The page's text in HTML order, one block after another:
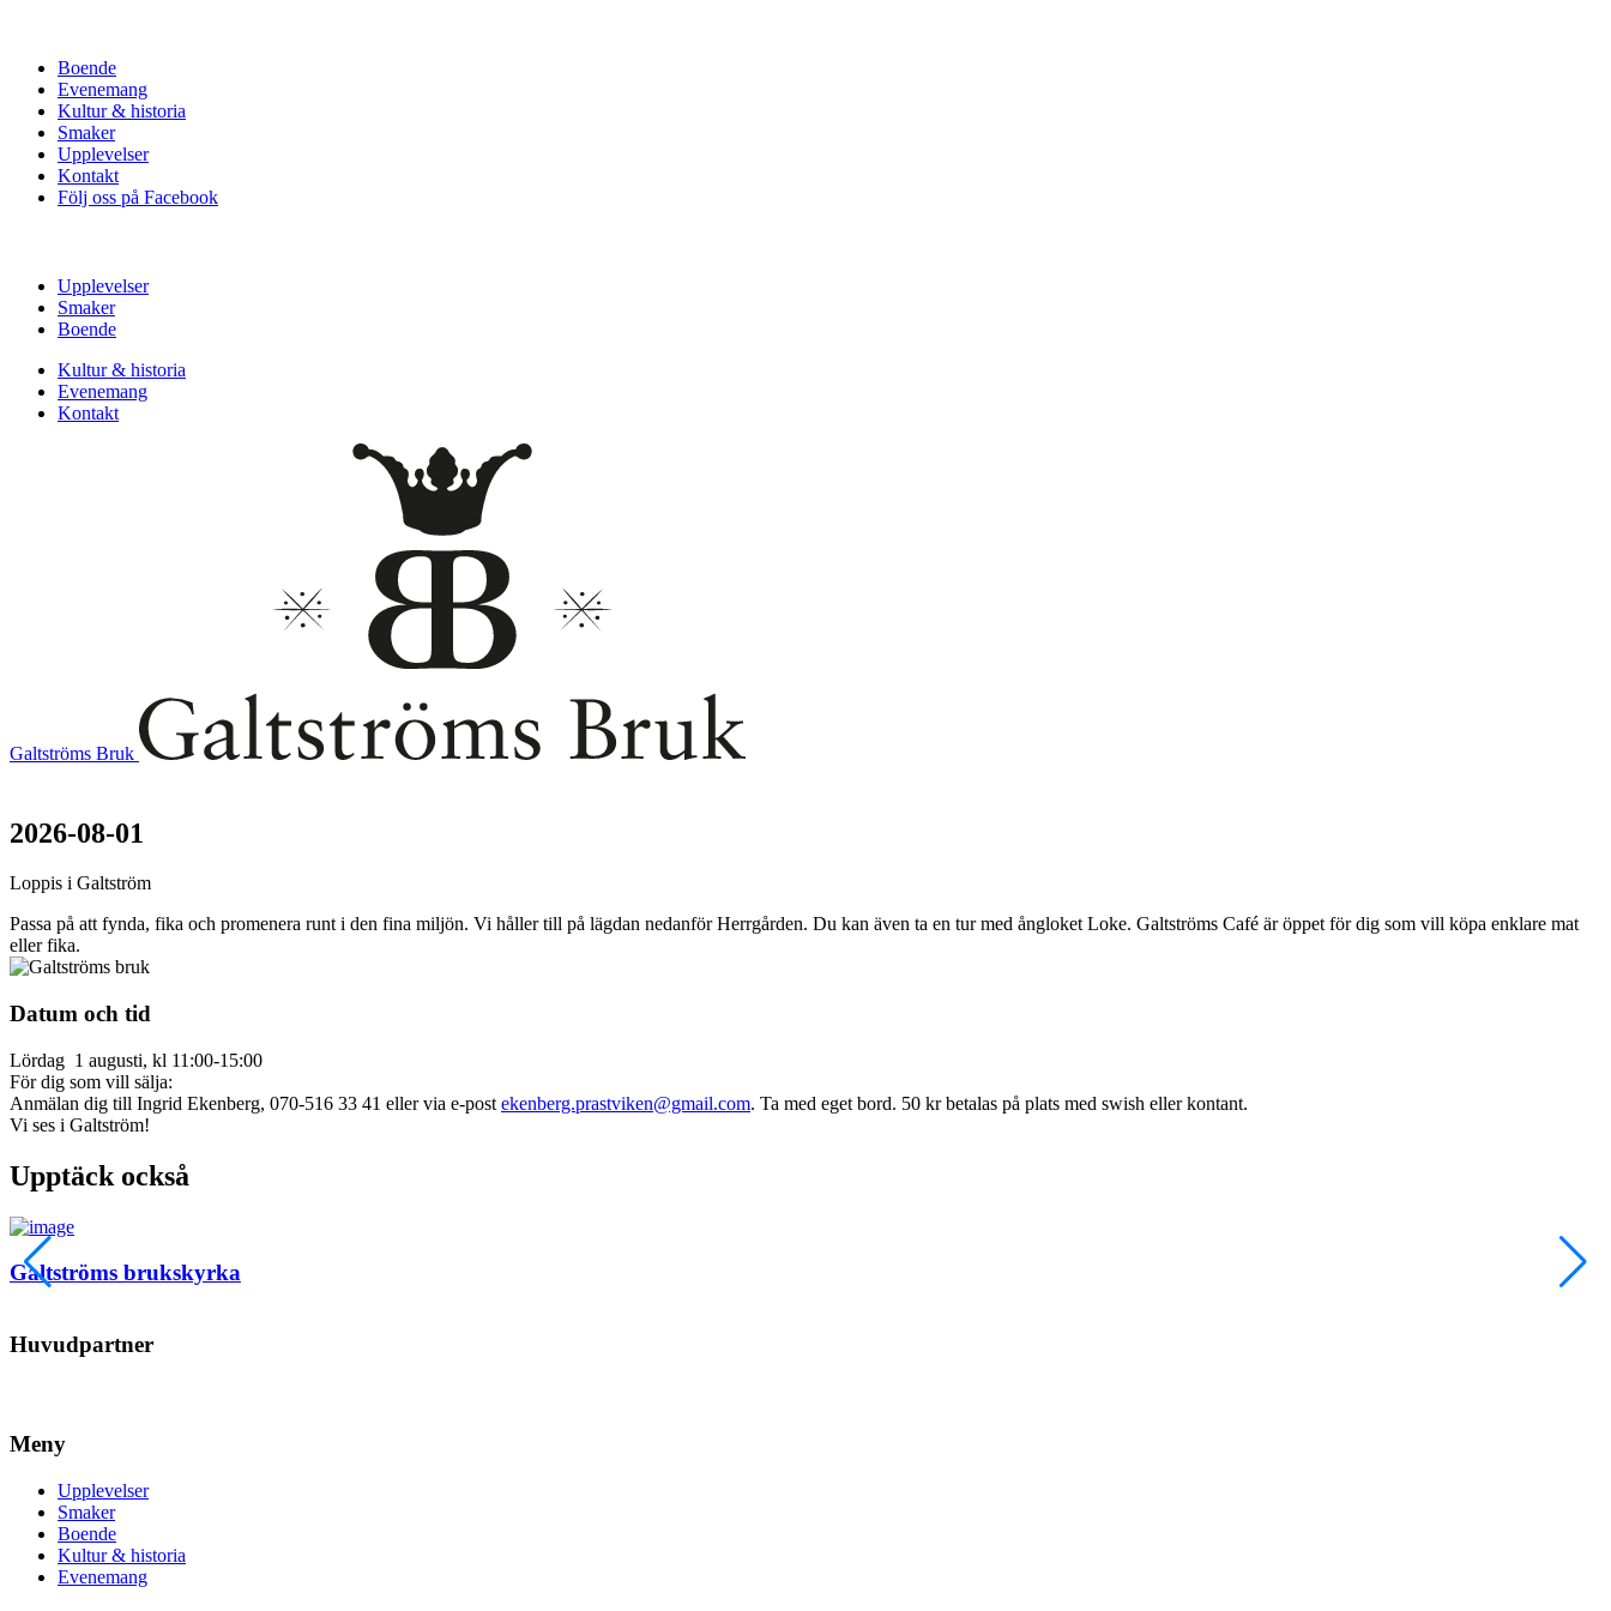
Boende
Evenemang
Kultur & historia
Smaker
Upplevelser
Kontakt
Följ oss på Facebook
Upplevelser
Smaker
Boende
Kultur & historia
Evenemang
Kontakt
Galtströms Bruk
2026-08-01
Loppis i Galtström
Passa på att fynda, fika och promenera runt i den fina miljön. Vi håller till på lägdan nedanför Herrgården. Du kan även ta en tur med ångloket Loke. Galtströms Café är öppet för dig som vill köpa enklare mat
eller fika.
Datum och tid
Lördag 1 augusti, kl 11:00-15:00
För dig som vill sälja:
Anmälan dig till Ingrid Ekenberg, 070-516 33 41 eller via e-post ekenberg.prastviken@gmail.com. Ta med eget bord. 50 kr betalas på plats med swish eller kontant.
Vi ses i Galtström!
Upptäck också
Galtströms brukskyrka
Huvudpartner
Meny
Upplevelser
Smaker
Boende
Kultur & historia
Evenemang